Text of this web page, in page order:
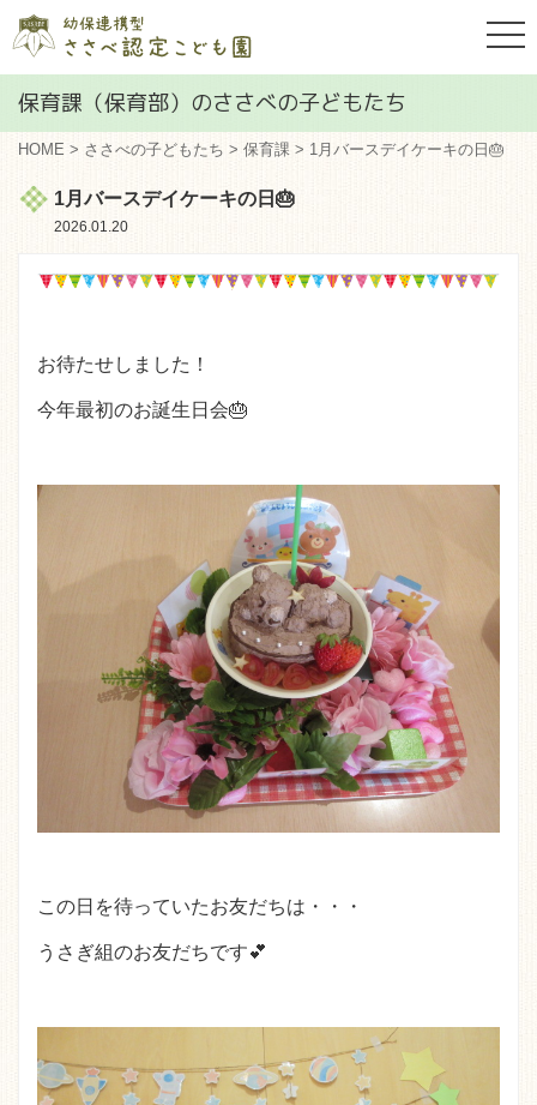
保育課（保育部）のささべの子どもたち
HOME > ささべの子どもたち > 保育課 > 1月バースデイケーキの日🎂
1月バースデイケーキの日🎂
2026.01.20
お待たせしました！
今年最初のお誕生日会🎂
この日を待っていたお友だちは・・・
うさぎ組のお友だちです💕